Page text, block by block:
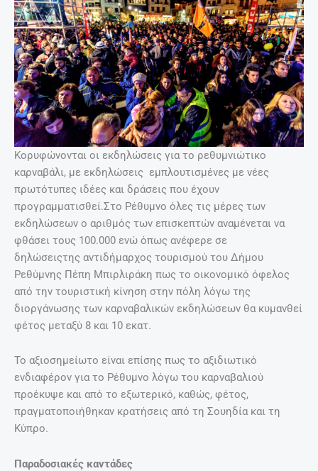
Κορυφώνονται οι εκδηλώσεις για το ρεθυμνιώτικο
καρναβάλι, με εκδηλώσεις εμπλουτισμένες με νέες
πρωτότυπες ιδέες και δράσεις που έχουν
προγραμματισθεί.Στο Ρέθυμνο όλες τις μέρες των
εκδηλώσεων ο αριθμός των επισκεπτών αναμένεται να
φθάσει τους 100.000 ενώ όπως ανέφερε σε
δηλώσειςτης αντιδήμαρχος τουρισμού του Δήμου
Ρεθύμνης Πέπη Μπιρλιράκη πως το οικονομικό όφελος
από την τουριστική κίνηση στην πόλη λόγω της
διοργάνωσης των καρναβαλικών εκδηλώσεων θα κυμανθεί
φέτος μεταξύ 8 και 10 εκατ.
Το αξιοσημείωτο είναι επίσης πως το αξιδιωτικό
ενδιαφέρον για το Ρέθυμνο λόγω του καρναβαλιού
προέκυψε και από το εξωτερικό, καθώς, φέτος,
πραγματοποιήθηκαν κρατήσεις από τη Σουηδία και τη
Κύπρο.
Παραδοσιακές καντάδες